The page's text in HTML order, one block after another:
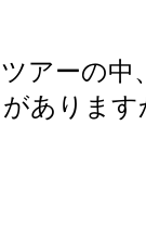
アーの中
ありま